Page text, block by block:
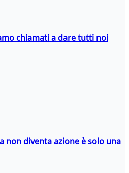
chiamati a dare tutti noi
non diventa azione è solo una